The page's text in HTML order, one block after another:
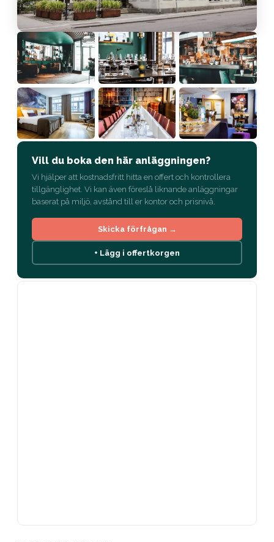
Vill du boka den här anläggningen?
Vi hjälper att kostnadsfritt hitta en offert och kontrollera
tillgänglighet. Vi kan även föreslå liknande anläggningar
baserat på miljö, avstånd till er kontor och prisnivå.
Skicka förfrågan →
+ Lägg i offertkorgen